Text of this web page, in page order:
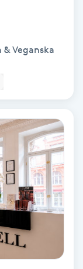
Veganska